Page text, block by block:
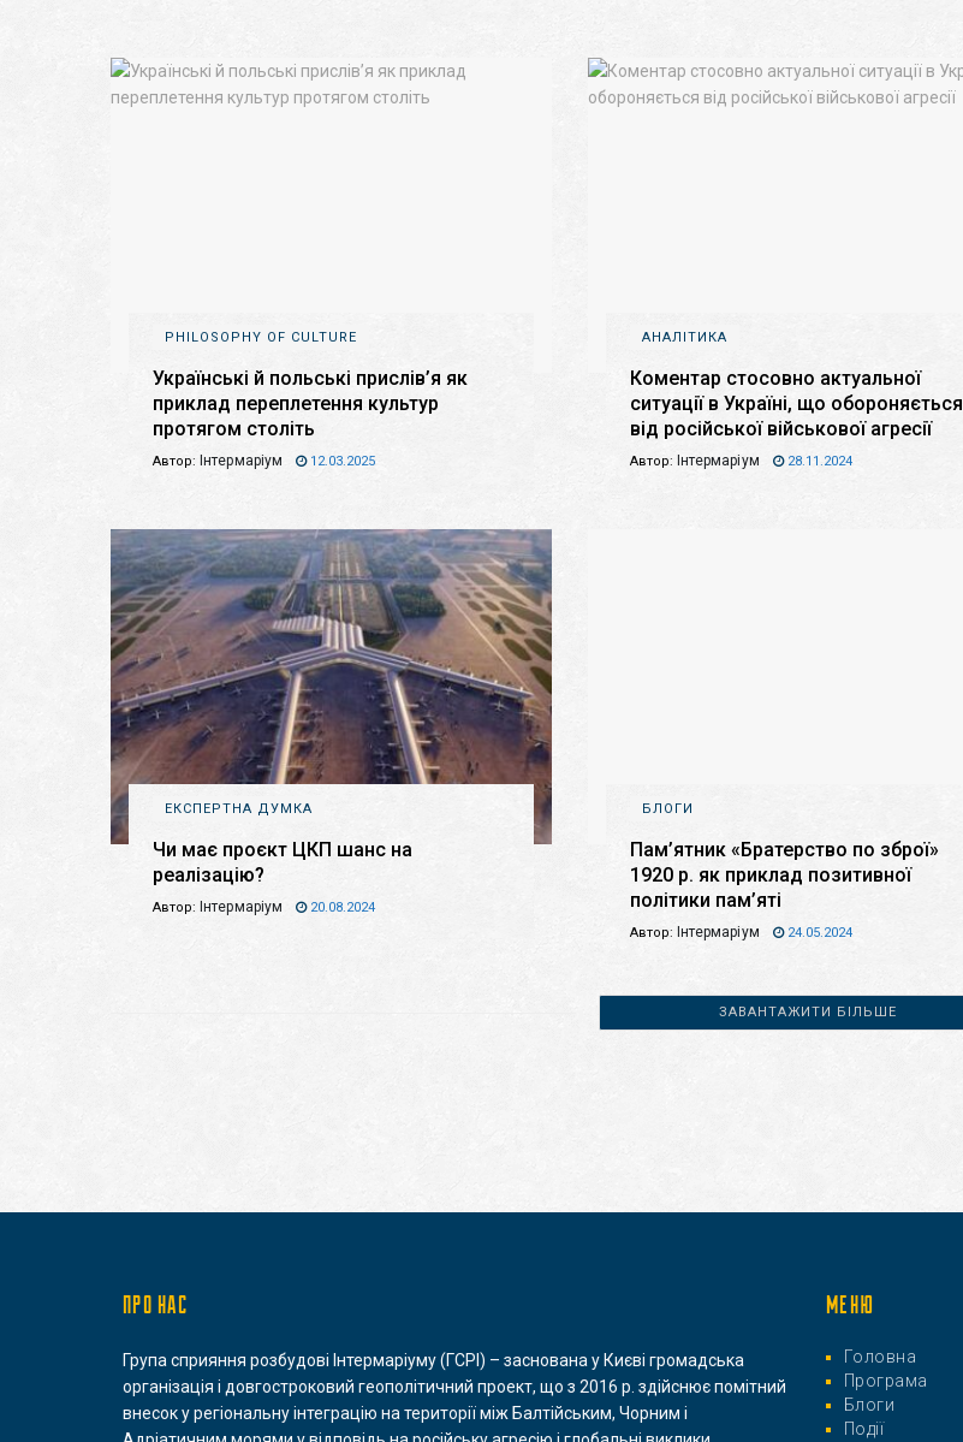
PHILOSOPHY OF CULTURE
Українські й польські прислів’я як
приклад переплетення культур
протягом століть
Автор: Інтермаріум 12.03.2025
АНАЛІТИКА
Коментар стосовно актуальної
ситуації в Україні, що обороняється
від російської військової агресії
Автор: Інтермаріум 28.11.2024
ЕКСПЕРТНА ДУМКА
Чи має проєкт ЦКП шанс на
реалізацію?
Автор: Інтермаріум 20.08.2024
БЛОГИ
Пам’ятник «Братерство по зброї»
1920 р. як приклад позитивної
політики пам’яті
Автор: Інтермаріум 24.05.2024
ЗАВАНТАЖИТИ БІЛЬШЕ
ПРО НАС
Група сприяння розбудові Інтермаріуму (ГСРІ) – заснована у Києві громадська
організація і довгостроковий геополітичний проект, що з 2016 р. здійснює помітний
внесок у регіональну інтеграцію на території між Балтійським, Чорним і
МЕНЮ
Головна
Програма
Блоги
Події